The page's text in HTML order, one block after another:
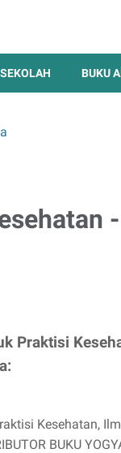
BUKU
-
Praktisi
Kesehatan,
BUKU